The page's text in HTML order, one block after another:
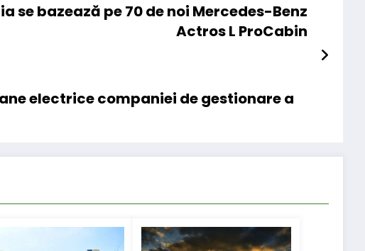
se bazează pe 70 de noi Mercedes-Benz
Actros L ProCabin
electrice companiei de gestionare a